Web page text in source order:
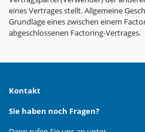
eines Vertrages stellt. Allgemeine
Grundlage eines zwischen einem
abgeschlossenen Factoring-Vertrages.
Kontakt
Sie haben noch Fragen?